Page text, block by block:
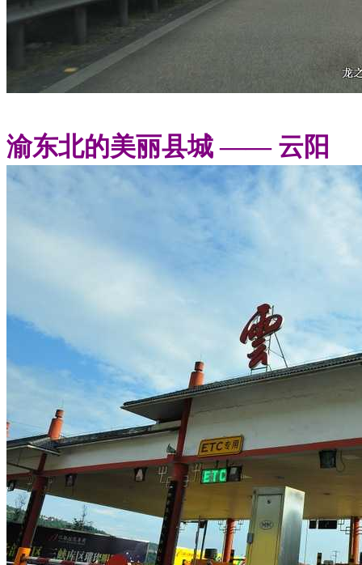
渝东北的美丽县城 —— 云阳